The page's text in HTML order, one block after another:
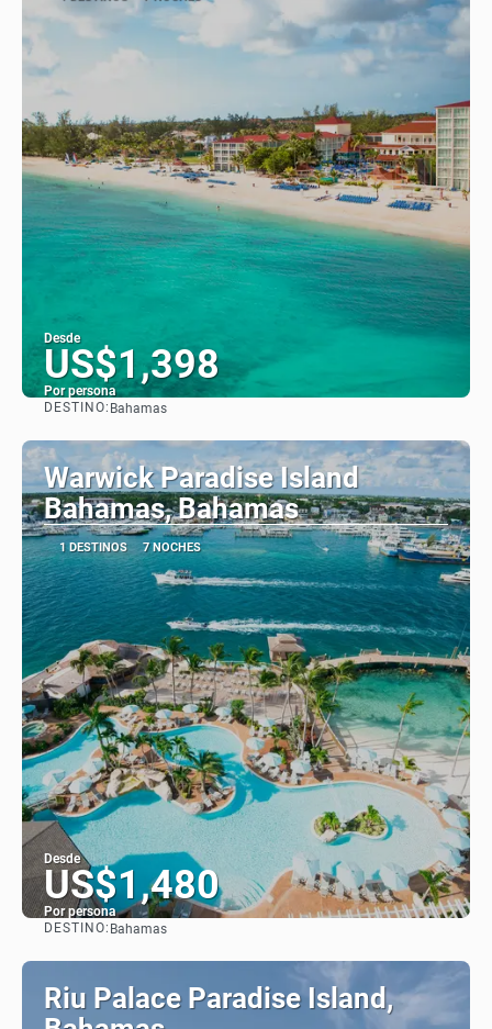
Desde
US$1,398
Por persona
DESTINO: Bahamas
Warwick Paradise Island
Bahamas, Bahamas
1 DESTINOS 7 NOCHES
Desde
US$1,480
Por persona
DESTINO: Bahamas
Riu Palace Paradise Island,